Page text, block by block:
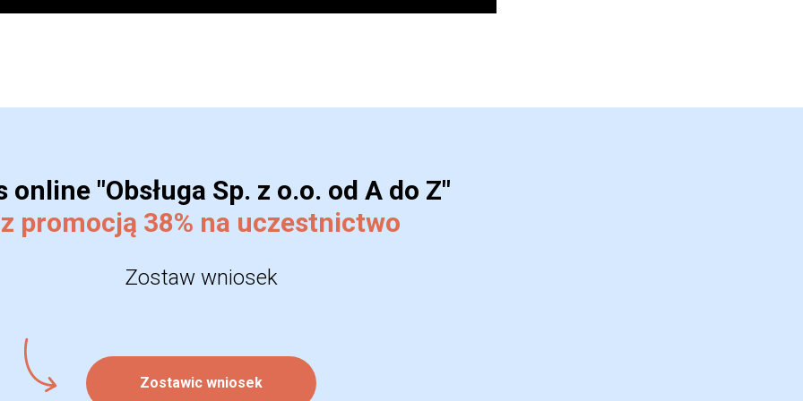
online "Obsługa Sp. z o.o. od A do Z"
z promocją 38% na uczestnictwo
Zostaw wniosek
Zostawic wniosek